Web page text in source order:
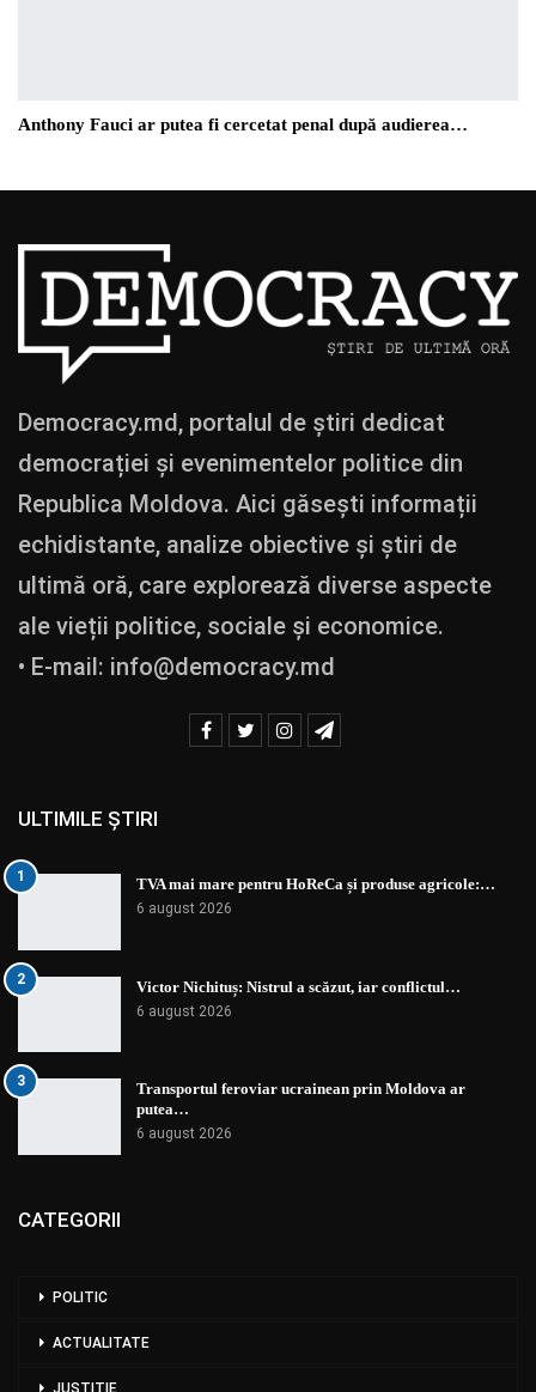
Anthony Fauci ar putea fi cercetat penal după audierea…
Democracy.md, portalul de știri dedicat
democrației și evenimentelor politice din
Republica Moldova. Aici găsești informații
echidistante, analize obiective și știri de
ultimă oră, care explorează diverse aspecte
ale vieții politice, sociale și economice.
• E-mail: info@democracy.md
ULTIMILE ȘTIRI
1 TVA mai mare pentru HoReCa și produse agricole:…
6 august 2026
2 Victor Nichituș: Nistrul a scăzut, iar conflictul…
6 august 2026
3
Transportul feroviar ucrainean prin Moldova ar
putea…
6 august 2026
CATEGORII
POLITIC
ACTUALITATE
JUSTIȚIE